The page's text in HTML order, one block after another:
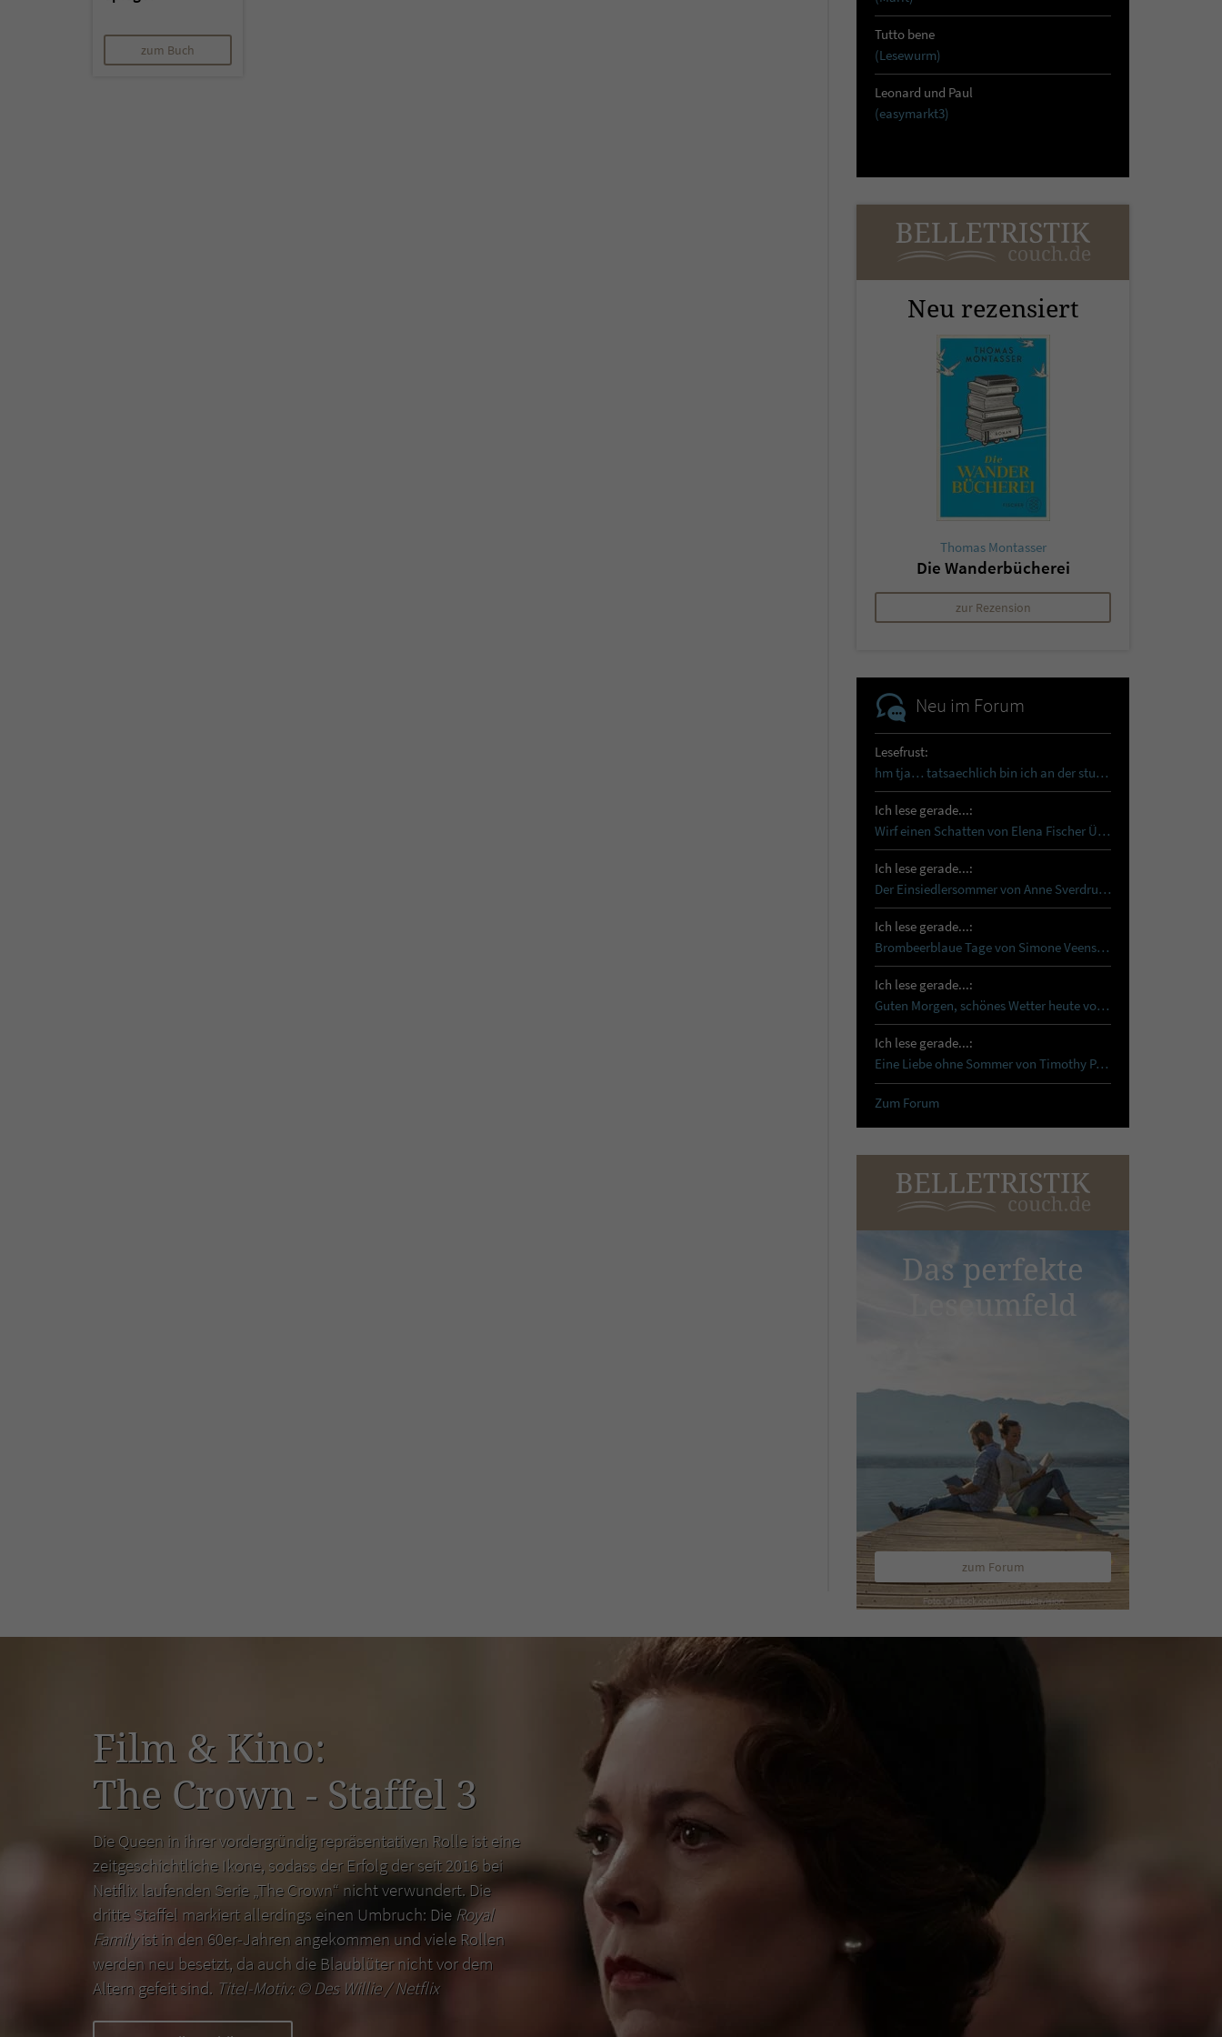
zum Buch
Tutto bene
(Lesewurm)
Leonard und Paul
(easymarkt3)
Neu rezensiert
Thomas Montasser
Die Wanderbücherei
zur Rezension
Neu im Forum
Lesefrust:
hm tja… tatsaechlich bin ich an der sturmhoehe…
Ich lese gerade...:
Wirf einen Schatten von Elena Fischer Über…
Ich lese gerade...:
Der Einsiedlersommer von Anne Sverdrup-Thygeson …
Ich lese gerade...:
Brombeerblaue Tage von Simone Veenstra Reset …
Ich lese gerade...:
Guten Morgen, schönes Wetter heute von Tanja…
Ich lese gerade...:
Eine Liebe ohne Sommer von Timothy Paul Schon…
Zum Forum
Das perfekte
Leseumfeld
zum Forum
Film & Kino:
The Crown - Staffel 3
Die Queen in ihrer vordergründig repräsentativen Rolle ist eine
zeitgeschichtliche Ikone, sodass der Erfolg der seit 2016 bei
Netflix laufenden Serie „The Crown“ nicht verwundert. Die
dritte Staffel markiert allerdings einen Umbruch: Die Royal
Familyist in den 60er-Jahren angekommen und viele Rollen
werden neu besetzt, da auch die Blaublüter nicht vor dem
Altern gefeit sind. Titel-Motiv: ©Des Willie / Netflix